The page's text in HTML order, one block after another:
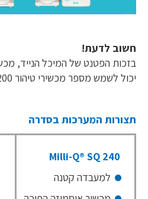
חשוב לדעת!
בזכות הפטנט של המיכל הנייד,
יכול לשמש מספר מכשירי טיהור Milli-Q® SQ 200.
תצורות המערכות בסדרה
למעבדה קטנה